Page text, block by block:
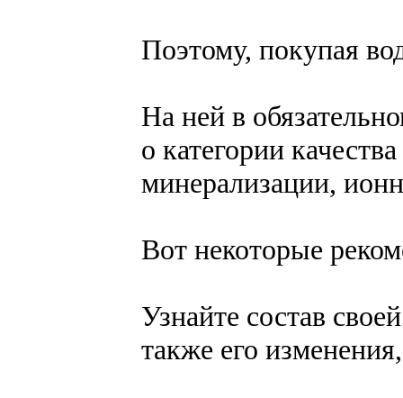
Поэтому, покупая
На ней в
о категории
минерализации,
Вот некоторые
Узнайте состав
также его